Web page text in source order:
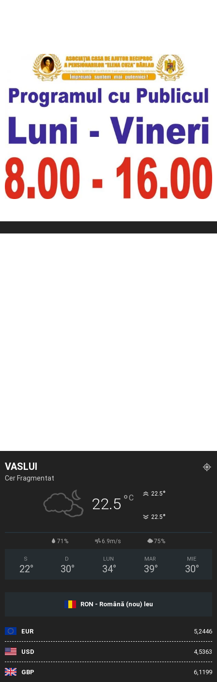
VASLUI
Cer Fragmentat
22.5 °C 22.5°
22.5°
71% 6.9m/s 75%
S
22°
D
30°
LUN
34°
MAR
39°
MIE
30°
RON - Română (nou) leu
EUR 5,2446
USD 4,5363
GBP 6,1199